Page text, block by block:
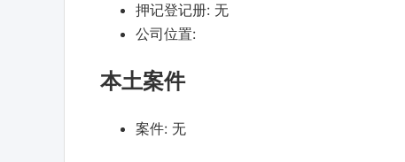
押记登记册: 无
公司位置:
本土案件
案件: 无